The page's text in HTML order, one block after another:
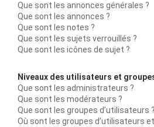
Que sont les annonces générales ?
Que sont les annonces ?
Que sont les notes ?
Que sont les sujets verrouillés ?
Que sont les icônes de sujet ?
Niveaux des utilisateurs et
Que sont les administrateurs ?
Que sont les modérateurs ?
Que sont les groupes d’utilisateurs ?
Où sont les groupes d’utilisateurs